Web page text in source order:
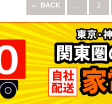
BACK 2